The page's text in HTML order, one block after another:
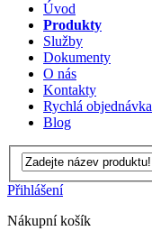
Úvod
Produkty
Služby
Dokumenty
O nás
Kontakty
Rychlá objednávka
Blog
Přihlášení
Nákupní košík